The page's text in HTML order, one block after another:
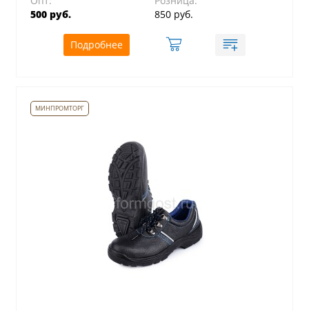
500 руб.
850 руб.
Подробнее